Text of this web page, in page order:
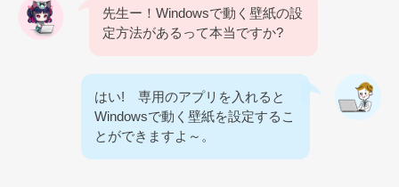
先生ー！Windowsで動く壁紙の設
定方法があるって本当ですか?
はい! 専用のアプリを入れると
Windowsで動く壁紙を設定するこ
とができますよ～。